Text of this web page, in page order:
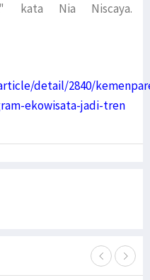
kata Nia Niscaya.
detail/2840/
ekowisata-jadi-tren